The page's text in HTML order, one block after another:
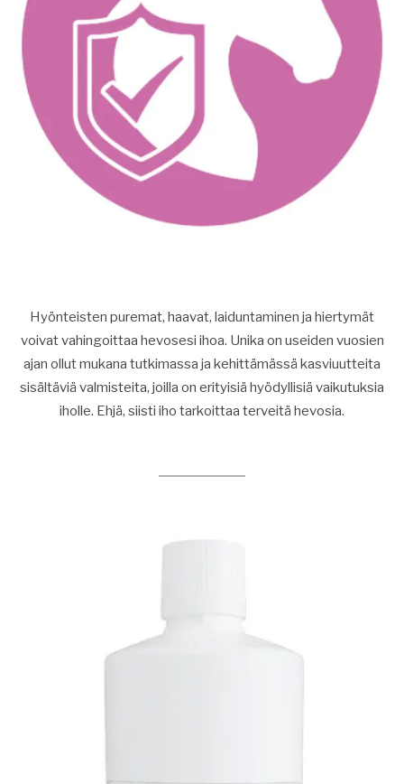
Hyönteisten puremat, haavat, laiduntaminen ja hiertymät
voivat vahingoittaa hevosesi ihoa. Unika on useiden vuosien
ajan ollut mukana tutkimassa ja kehittämässä kasviuutteita
sisältäviä valmisteita, joilla on erityisiä hyödyllisiä vaikutuksia
iholle. Ehjä, siisti iho tarkoittaa terveitä hevosia.